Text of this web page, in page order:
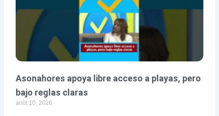
Asonahores apoya libre acceso a playas, pero
bajo reglas claras
août 10, 2026